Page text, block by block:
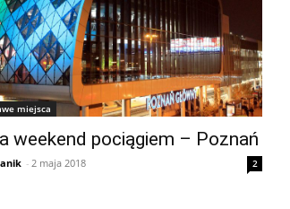
miejsca
weekend pociągiem – Poznań
- 2 maja 2018 2